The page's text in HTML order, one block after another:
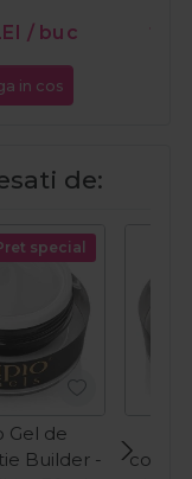
/ buc
in cos
de:
special
Gel de
Builder -